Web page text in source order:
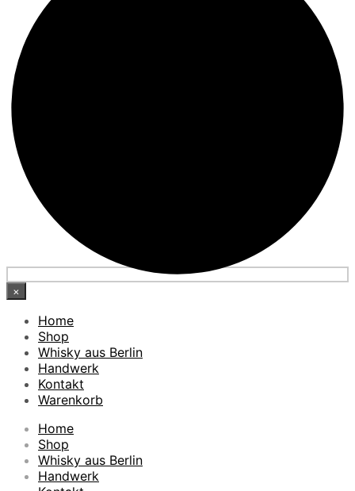
×
Home
Shop
Whisky aus Berlin
Handwerk
Kontakt
Warenkorb
Home
Shop
Whisky aus Berlin
Handwerk